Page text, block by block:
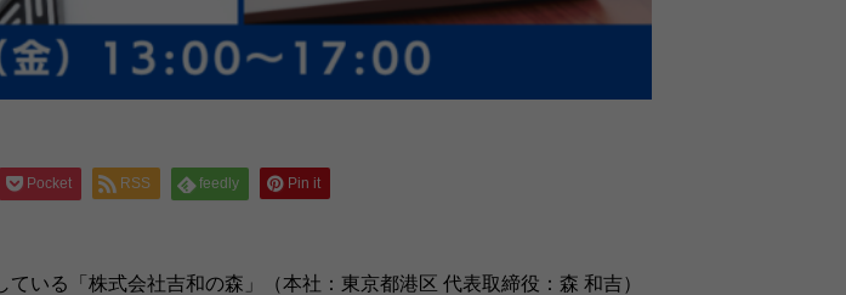
Pocket RSS feedly Pin it
いる「株式会社吉和の森」（本社：東京都港区 代表取締役：森 和吉）